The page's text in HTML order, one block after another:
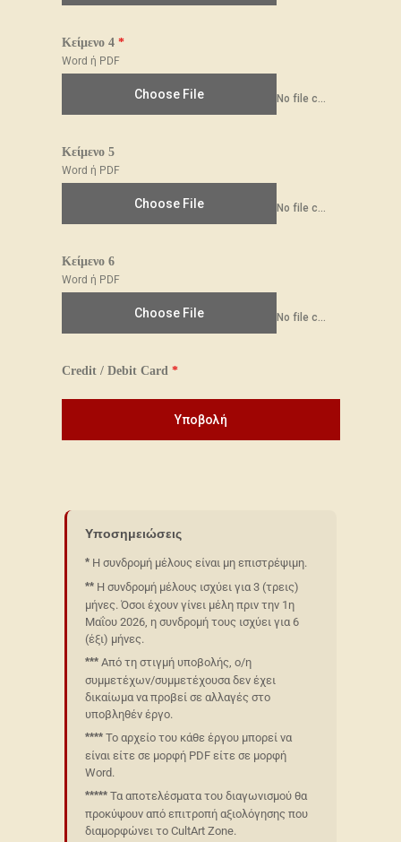
Kείμενο 4 *
Word ή PDF
Choose File No file chosen
Kείμενο 5
Word ή PDF
Choose File No file chosen
Kείμενο 6
Word ή PDF
Choose File No file chosen
Credit / Debit Card *
Υποβολή
Υποσημειώσεις
* Η συνδρομή μέλους είναι μη επιστρέψιμη.
** Η συνδρομή μέλους ισχύει για 3 (τρεις)
μήνες. Όσοι έχουν γίνει μέλη πριν την 1η
Μαΐου 2026, η συνδρομή τους ισχύει για 6
(έξι) μήνες.
*** Από τη στιγμή υποβολής, ο/η
συμμετέχων/συμμετέχουσα δεν έχει
δικαίωμα να προβεί σε αλλαγές στο
υποβληθέν έργο.
**** Το αρχείο του κάθε έργου μπορεί να
είναι είτε σε μορφή PDF είτε σε μορφή
Word.
***** Τα αποτελέσματα του διαγωνισμού θα
προκύψουν από επιτροπή αξιολόγησης που
διαμορφώνει το CultArt Zone.